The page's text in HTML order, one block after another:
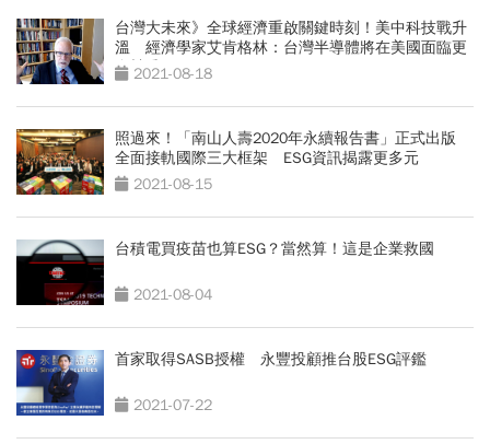
台灣大未來》全球經濟重啟關鍵時刻！美中科技戰升
溫 經濟學家艾肯格林：台灣半導體將在美國面臨更
多競爭
2021-08-18
照過來！「南山人壽2020年永續報告書」正式出版
全面接軌國際三大框架 ESG資訊揭露更多元
2021-08-15
台積電買疫苗也算ESG？當然算！這是企業救國
2021-08-04
首家取得SASB授權 永豐投顧推台股ESG評鑑
2021-07-22